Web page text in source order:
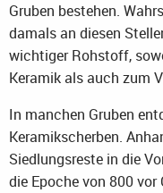
Gruben bestehen.
damals an diesen
wichtiger Rohstoff,
Keramik als auch zum
In manchen Gruben
Keramikscherben.
Siedlungsreste in die
die Epoche von 800